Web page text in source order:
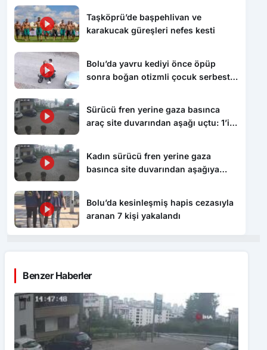
Taşköprü’de başpehlivan ve
karakucak güreşleri nefes kesti
Bolu’da yavru kediyi önce öpüp
sonra boğan otizmli çocuk serbest
Sürücü fren yerine gaza basınca
araç site duvarından aşağı uçtu: 1’i
Kadın sürücü fren yerine gaza
basınca site duvarından aşağıya
Bolu’da kesinleşmiş hapis cezasıyla
aranan 7 kişi yakalandı
Benzer Haberler